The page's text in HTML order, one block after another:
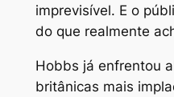
imprevisível. E o
do que realmente
Hobbs já enfrentou
britânicas mais